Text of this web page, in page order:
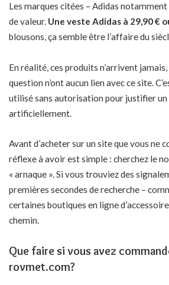
Les marques citées – Adidas
de valeur. Une veste Adidas à 29,90 €
blousons, ça semble être l’affaire du
En réalité, ces produits n’arrivent
question n’ont aucun lien avec ce site.
utilisé sans autorisation pour justifier un
artificiellement.
Avant d’acheter sur un site que vous ne
réflexe à avoir est simple : cherchez le
« arnaque ». Si vous trouviez des
premières secondes de recherche –
certaines boutiques en ligne
chemin.
Que faire si vous avez
rovmet.com?